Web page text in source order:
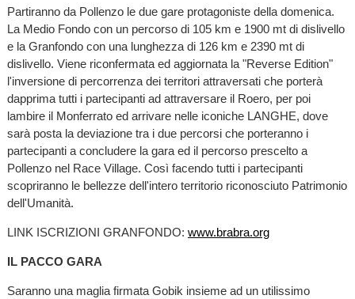
Partiranno da Pollenzo le due gare protagoniste della domenica.
La Medio Fondo con un percorso di 105 km e 1900 mt di dislivello
e la Granfondo con una lunghezza di 126 km e 2390 mt di
dislivello. Viene riconfermata ed aggiornata la "Reverse Edition"
l'inversione di percorrenza dei territori attraversati che porterà
dapprima tutti i partecipanti ad attraversare il Roero, per poi
lambire il Monferrato ed arrivare nelle iconiche LANGHE, dove
sarà posta la deviazione tra i due percorsi che porteranno i
partecipanti a concludere la gara ed il percorso prescelto a
Pollenzo nel Race Village. Così facendo tutti i partecipanti
scopriranno le bellezze dell'intero territorio riconosciuto Patrimonio
dell'Umanità.
LINK ISCRIZIONI GRANFONDO: www.brabra.org
IL PACCO GARA
Saranno una maglia firmata Gobik insieme ad un utilissimo